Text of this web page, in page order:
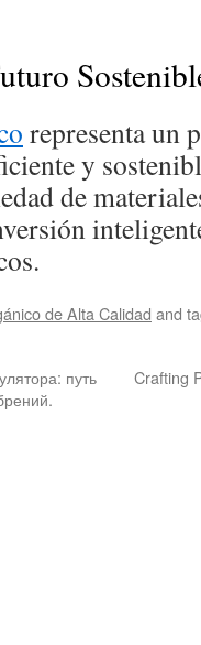
representa un
y
de
de Alta Calidad and
путь
Crafting